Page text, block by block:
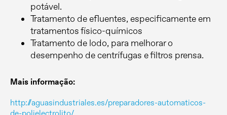
potável.
Tratamento de efluentes, especificamente em
tratamentos físico-químicos
Tratamento de lodo, para melhorar o
desempenho de centrífugas e filtros prensa.
Mais informação:
http://aguasindustriales.es/preparadores-automaticos-